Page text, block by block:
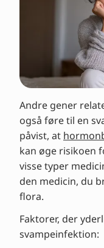
Andre gener
også føre til en
påvist, at
kan øge risikoen
visse typer
den medicin, du
flora.
Faktorer, der
svampeinfektion: